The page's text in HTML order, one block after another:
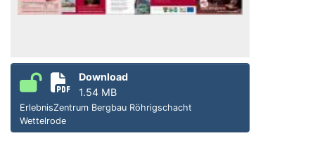
Download
1.54 MB
ErlebnisZentrum Bergbau Röhrigschacht
Wettelrode